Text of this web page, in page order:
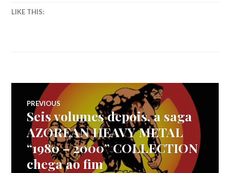
LIKE THIS:
Navegação
de
artigos
PREVIOUS
Previous
post:
Seis volumes depois, a saga
AZOREAN HEAVY METAL
“1980 – 2000” COLLECTION
chega ao fim